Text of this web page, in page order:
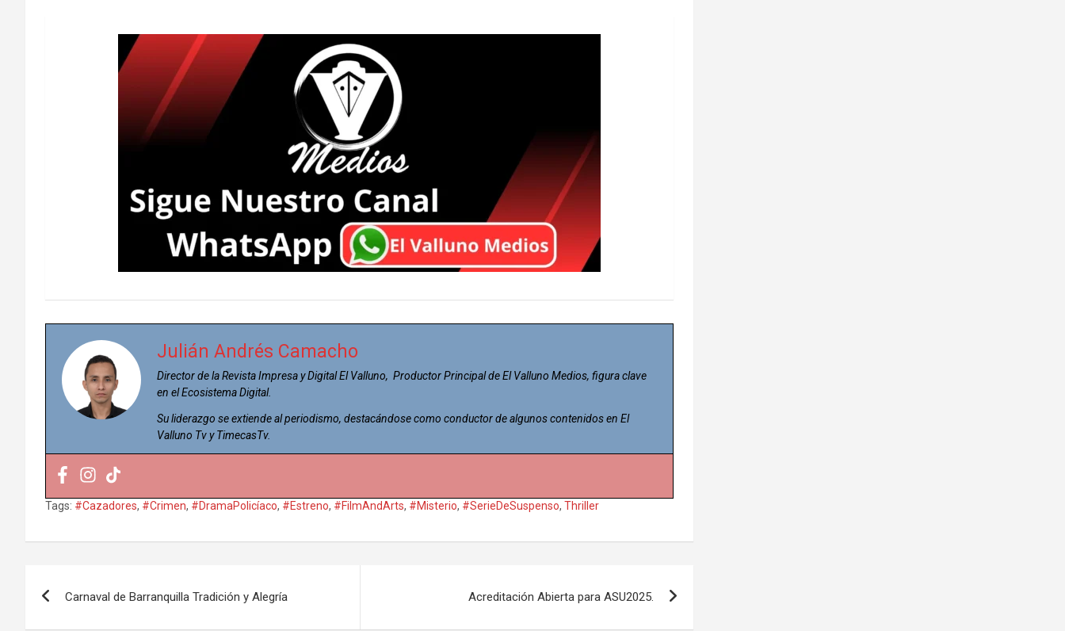
Julián Andrés Camacho
Director de la Revista Impresa y Digital El Valluno, Productor Principal de El Valluno Medios, figura clave
en el Ecosistema Digital.
Su liderazgo se extiende al periodismo, destacándose como conductor de algunos contenidos en El
Valluno Tv y TimecasTv.
Tags: #Cazadores, #Crimen, #DramaPolicíaco, #Estreno, #FilmAndArts, #Misterio, #SerieDeSuspenso, Thriller
Carnaval de Barranquilla Tradición y Alegría Acreditación Abierta para ASU2025.